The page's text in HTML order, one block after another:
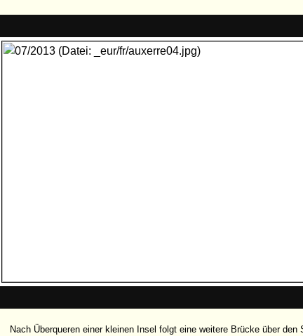
Nach Überqueren einer kleinen Insel folgt eine weitere Brücke über den